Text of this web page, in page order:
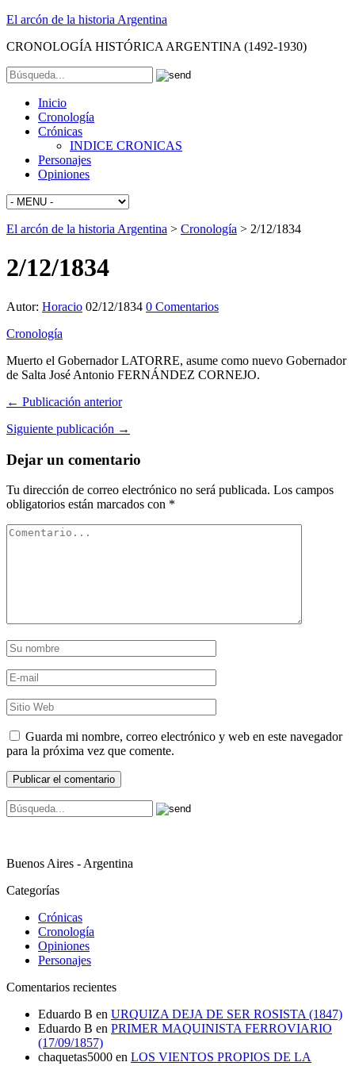
El arcón de la historia Argentina
CRONOLOGÍA HISTÓRICA ARGENTINA (1492-1930)
Inicio
Cronología
Crónicas
INDICE CRONICAS
Personajes
Opiniones
El arcón de la historia Argentina > Cronología > 2/12/1834
2/12/1834
Autor: Horacio 02/12/1834 0 Comentarios
Cronología
Muerto el Gobernador LATORRE, asume como nuevo Gobernador
de Salta José Antonio FERNÁNDEZ CORNEJO.
← Publicación anterior
Siguiente publicación →
Dejar un comentario
Tu dirección de correo electrónico no será publicada. Los campos
obligatorios están marcados con *
Guarda mi nombre, correo electrónico y web en este navegador
para la próxima vez que comente.
Buenos Aires - Argentina
Categorías
Crónicas
Cronología
Opiniones
Personajes
Comentarios recientes
Eduardo B en URQUIZA DEJA DE SER ROSISTA (1847)
Eduardo B en PRIMER MAQUINISTA FERROVIARIO
(17/09/1857)
chaquetas5000 en LOS VIENTOS PROPIOS DE LA